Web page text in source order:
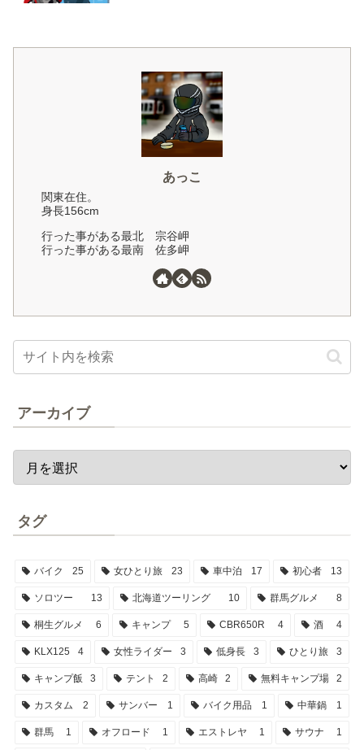
あっこ
関東在住。
身長156cm
行った事がある最北 宗谷岬
行った事がある最南 佐多岬
アーカイブ
タグ
バイク 25 女ひとり旅 23 車中泊 17 初心者 13
ソロツー 13 北海道ツーリング 10 群馬グルメ 8
桐生グルメ 6 キャンプ 5 CBR650R 4 酒 4
KLX125 4 女性ライダー 3 低身長 3 ひとり旅 3
キャンプ飯 3 テント 2 高崎 2 無料キャンプ場 2
カスタム 2 サンバー 1 バイク用品 1 中華鍋 1
群馬 1 オフロード 1 エストレヤ 1 サウナ 1